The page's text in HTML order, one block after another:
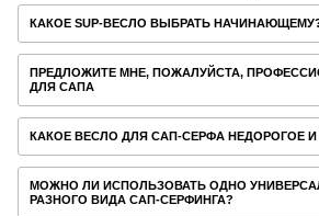
КАКОЕ SUP-ВЕСЛО ВЫБРАТЬ
ПРЕДЛОЖИТЕ МНЕ, ПОЖАЛУЙСТА,
ДЛЯ САПА
КАКОЕ ВЕСЛО ДЛЯ САП-СЕРФА НЕДОРОГОЕ
МОЖНО ЛИ ИСПОЛЬЗОВАТЬ ОДНО
РАЗНОГО ВИДА САП-СЕРФИНГА?